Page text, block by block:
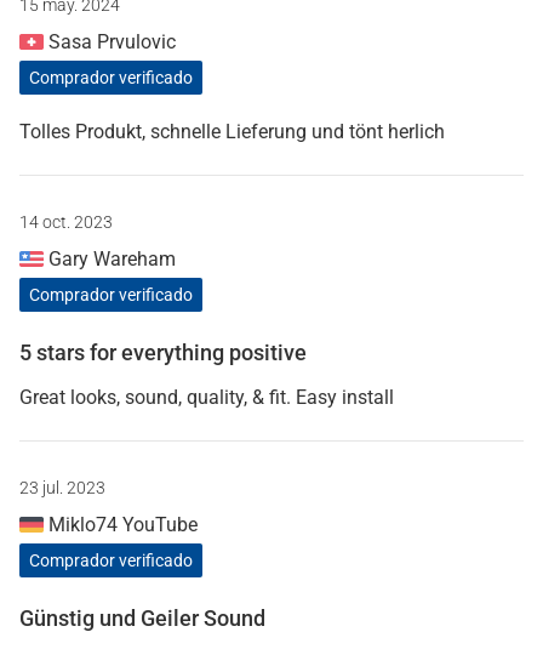
15 may. 2024
Sasa Prvulovic
Comprador verificado
Tolles Produkt, schnelle Lieferung und tönt herlich
14 oct. 2023
Gary Wareham
Comprador verificado
5 stars for everything positive
Great looks, sound, quality, & fit. Easy install
23 jul. 2023
Miklo74 YouTube
Comprador verificado
Günstig und Geiler Sound